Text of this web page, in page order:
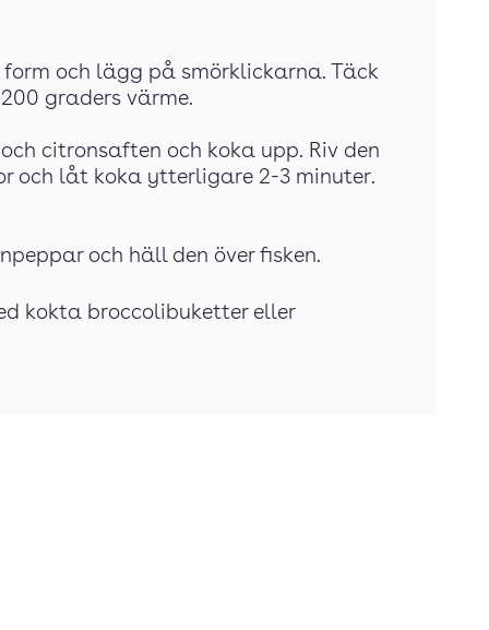
form och lägg på smörklickarna. Täck
graders värme.
citronsaften och koka upp. Riv den
och låt koka ytterligare 2-3 minuter.
och häll den över fisken.
kokta broccolibuketter eller